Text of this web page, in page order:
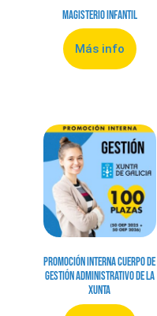
Magisterio Infantil
Más info
Promoción Interna Cuerpo de
Gestión Administrativo de la
Xunta